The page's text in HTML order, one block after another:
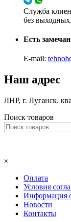
Служба
без выходных.
Есть
E-mail:
Наш адрес
ЛНР, г. Луганск.
Поиск товаров
×
Оплата
Условия
Информация
Новости
Контакты